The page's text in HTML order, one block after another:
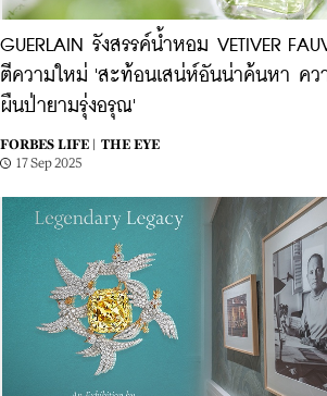
GUERLAIN รังสรรค์น้ำหอม VETIVER
ตีความใหม่ 'สะท้อนเสน่ห์อันน่าค้นหา คว
ผืนป่ายามรุ่งอรุณ'
FORBES LIFE |
THE EYE
17 Sep 2025